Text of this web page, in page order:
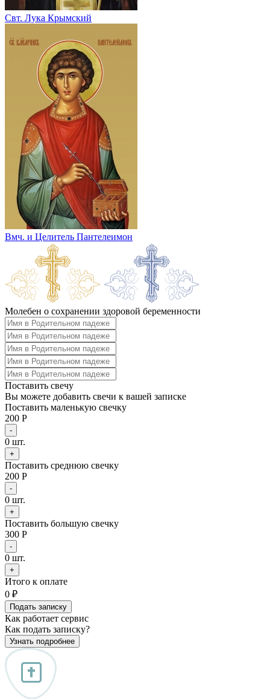
Свт. Лука Крымский
Вмч. и Целитель Пантелеимон
Молебен о сохранении здоровой беременности
Поставить свечу
Вы можете добавить свечи к вашей записке
Поставить маленькую свечку
200 Р
-
0 шт.
+
Поставить среднюю свечку
200 Р
-
0 шт.
+
Поставить большую свечку
300 Р
-
0 шт.
+
Итого к оплате
0 ₽
Подать записку
Как работает сервис
Как подать записку?
Узнать подробнее